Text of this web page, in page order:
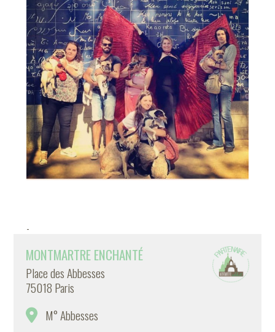
-
MONTMARTRE ENCHANTÉ
Place des Abbesses
75018 Paris
M° Abbesses